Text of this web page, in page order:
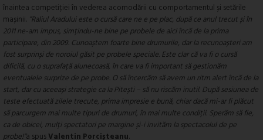
înaintea competiției în vederea acomodării cu comportamentul și setările
mașinii. ”Raliul Aradului este o cursă care ne e pe plac, după ce anul trecut și în
2011 ne-am impus, simțindu-ne bine pe probele de aici încă de la prima
participare, din 2009. Cunoaștem foarte bine drumurile, dar la recunoașteri am
fost surprinși de noroiul găsit pe probele speciale. Este clar că va fi o cursă
dificilă, cu o suprafață alunecoasă, în care va fi important să gestionăm
eventualele surprize de pe probe. O să încercăm să avem un ritm alert încă de la
start, dar cu aceeași strategie ca la Pitești – să nu riscăm inutil. După sesiunea de
teste efectuată zilele trecute, prima impresie e bună, chiar dacă mi-ar fi plăcut
să parcurgem mai multe tipuri de drumuri, în mai multe condiții. Sperăm să fie,
ca de obicei, mulți spectatori pe margine și-i invităm la spectacolul de pe
probe!”a spusValentin Porcișteanu.